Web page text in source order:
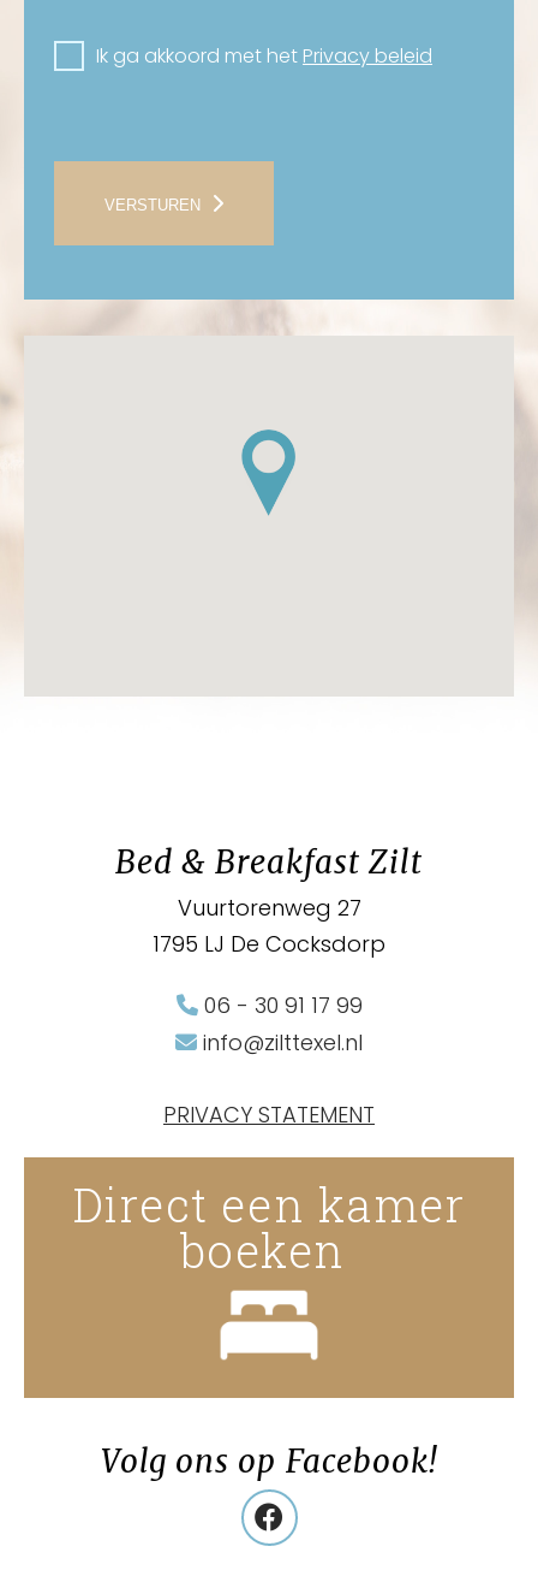
Ik ga akkoord met het Privacy beleid
VERSTUREN
Bed & Breakfast Zilt
Vuurtorenweg 27
1795 LJ De Cocksdorp
06 - 30 91 17 99
info@zilttexel.nl
PRIVACY STATEMENT
Direct een kamer
boeken
Volg ons op Facebook!